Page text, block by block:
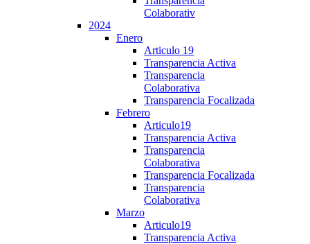
Colaborativ
2024
Enero
Articulo 19
Transparencia Activa
Transparencia
Colaborativa
Transparencia Focalizada
Febrero
Articulo19
Transparencia Activa
Transparencia
Colaborativa
Transparencia Focalizada
Transparencia
Colaborativa
Marzo
Articulo19
Transparencia Activa